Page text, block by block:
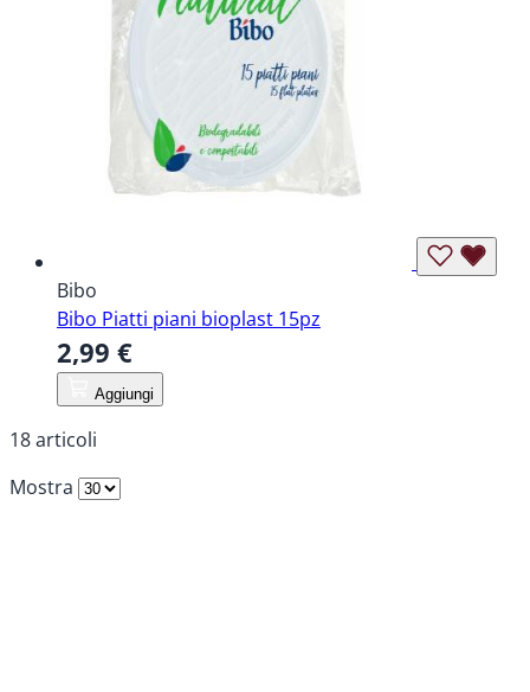
Bibo
Bibo Piatti piani bioplast 15pz
2,99 €
Aggiungi
18articoli
Mostra